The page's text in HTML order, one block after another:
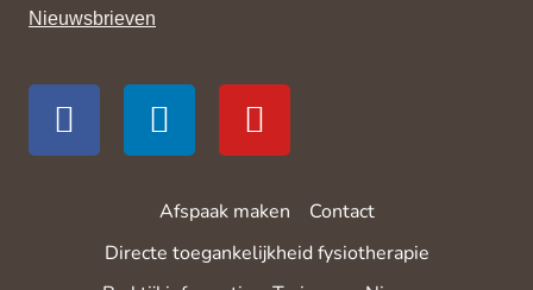
Nieuwsbrieven
Afspaak maken
Contact
Directe toegankelijkheid fysiotherapie